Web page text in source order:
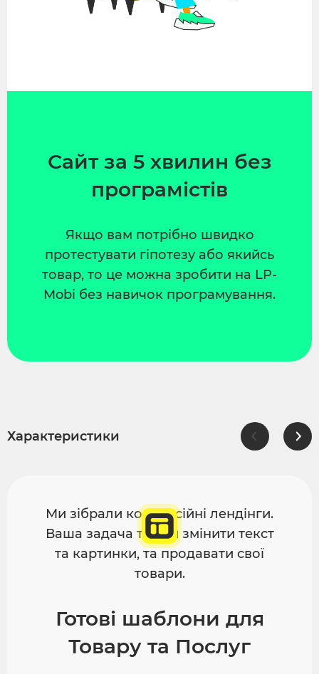
Сайт за 5 хвилин без
програмістів
Якщо вам потрібно швидко
протестувати гіпотезу або якийсь
товар, то це можна зробити на LP-
Mobi без навичок програмування.
Характеристики
Ми зібрали конверсійні лендінги.
Ваша задача тільки змінити текст
та картинки, та продавати свої
товари.
Готові шаблони для
Товару та Послуг